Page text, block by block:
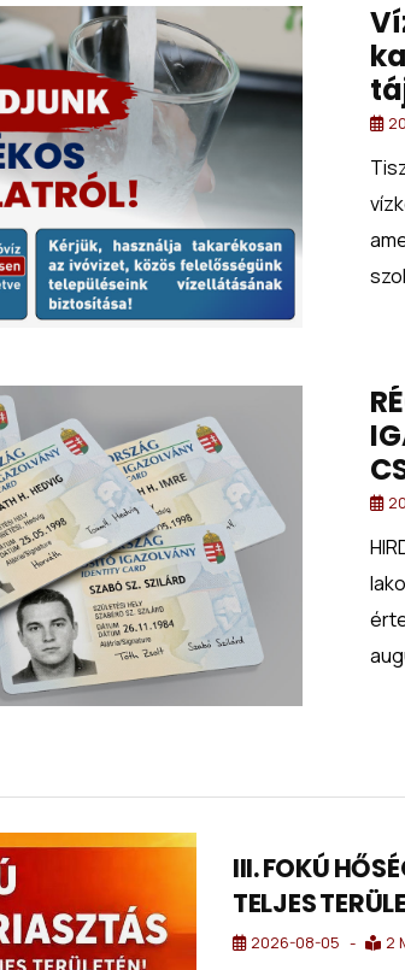
III. FOKÚ
TELJES
2026-08-05 2